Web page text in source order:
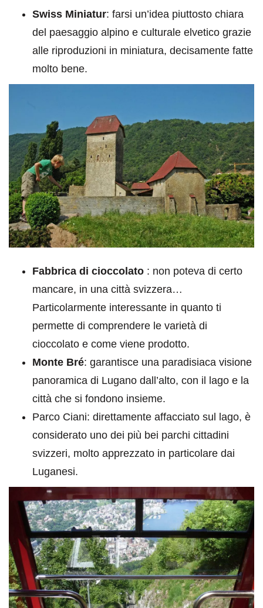
Swiss Miniatur: farsi un’idea piuttosto chiara
del paesaggio alpino e culturale elvetico grazie
alle riproduzioni in miniatura, decisamente fatte
molto bene.
Fabbrica di cioccolato : non poteva di certo
mancare, in una città svizzera…
Particolarmente interessante in quanto ti
permette di comprendere le varietà di
cioccolato e come viene prodotto.
Monte Bré: garantisce una paradisiaca visione
panoramica di Lugano dall’alto, con il lago e la
città che si fondono insieme.
Parco Ciani: direttamente affacciato sul lago, è
considerato uno dei più bei parchi cittadini
svizzeri, molto apprezzato in particolare dai
Luganesi.